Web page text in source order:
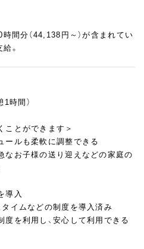
のサポート全般
よう、データ入力や書類作成な
だきます。コミュニケーションを
て業務を進めていただきます。
い方には、多彩な業務を経験す
ます。
ので、あなたのペースでステッ
の夢の実現をサポートしたい」と
、求職者や企業が持つ夢や理想
た求職者が無事入社したとき、
き、営業担当から感謝の声を伝
間分（44,138円～）が含まれてい
。
時間）
ことができます＞
ルも柔軟に調整できる
お子様の送り迎えなどの家庭の
導入
イムなどの制度を導入済み
を利用し、安心して利用できる